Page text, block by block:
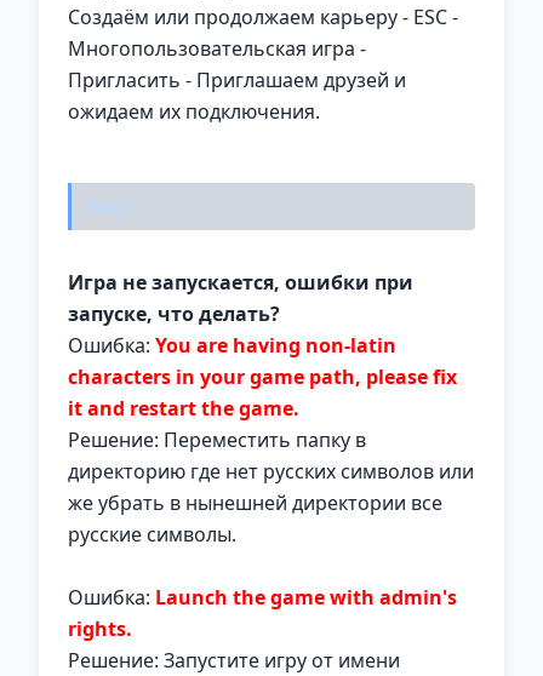
Создаём или продолжаем карьеру - ESC -
Многопользовательская игра -
Пригласить - Приглашаем друзей и
ожидаем их подключения.
FAQ:
Игра не запускается, ошибки при
запуске, что делать?
Ошибка: You are having non-latin
characters in your game path, please fix
it and restart the game.
Решение: Переместить папку в
директорию где нет русских символов или
же убрать в нынешней директории все
русские символы.
Ошибка: Launch the game with admin's
rights.
Решение: Запустите игру от имени